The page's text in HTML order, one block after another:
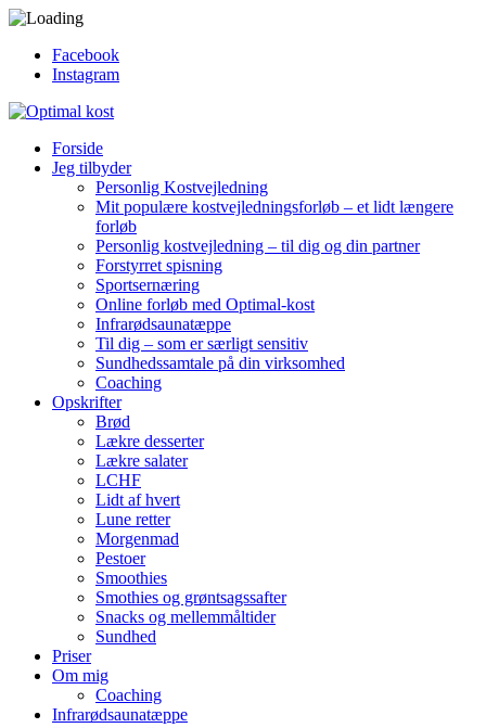
Facebook
Instagram
Forside
Jeg tilbyder
Personlig Kostvejledning
Mit populære kostvejledningsforløb – et lidt længere
forløb
Personlig kostvejledning – til dig og din partner
Forstyrret spisning
Sportsernæring
Online forløb med Optimal-kost
Infrarødsaunatæppe
Til dig – som er særligt sensitiv
Sundhedssamtale på din virksomhed
Coaching
Opskrifter
Brød
Lækre desserter
Lækre salater
LCHF
Lidt af hvert
Lune retter
Morgenmad
Pestoer
Smoothies
Smothies og grøntsagssafter
Snacks og mellemmåltider
Sundhed
Priser
Om mig
Coaching
Infrarødsaunatæppe